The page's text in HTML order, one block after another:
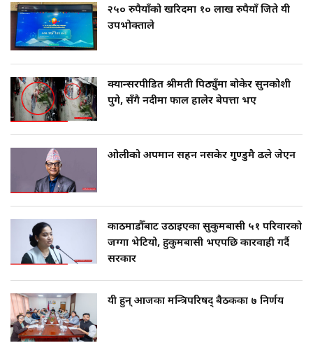
२५० रुपैयाँको खरिदमा १० लाख रुपैयाँ जिते यी
उपभोक्ताले
क्यान्सरपीडित श्रीमती पिठ्युँमा बोकेर सुनकोशी
पुगे, सँगै नदीमा फाल हालेर बेपत्ता भए
ओलीको अपमान सहन नसकेर गुण्डुमै ढले जेएन
काठमाडौँबाट उठाइएका सुकुमबासी ५१ परिवारको
जग्गा भेटियो, हुकुमबासी भएपछि कारवाही गर्दै
सरकार
यी हुन् आजका मन्त्रिपरिषद् बैठकका ७ निर्णय